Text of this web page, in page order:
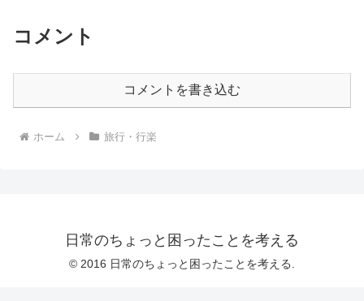
コメント
コメントを書き込む
ホーム 旅行・行楽
日常のちょっと困ったことを考える
© 2016 日常のちょっと困ったことを考える.